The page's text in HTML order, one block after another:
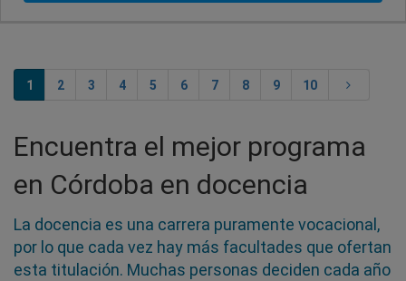
1 2 3 4 5 6 7 8 9 10
Encuentra el mejor programa
en Córdoba en docencia
La docencia es una carrera puramente vocacional,
por lo que cada vez hay más facultades que ofertan
esta titulación. Muchas personas deciden cada año